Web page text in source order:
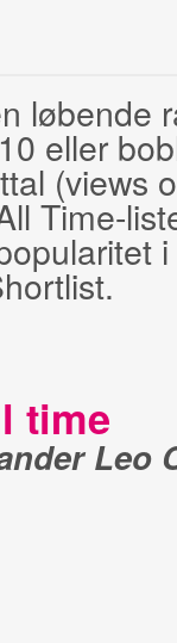
løbende
eller
(views
Time-
time
Leo